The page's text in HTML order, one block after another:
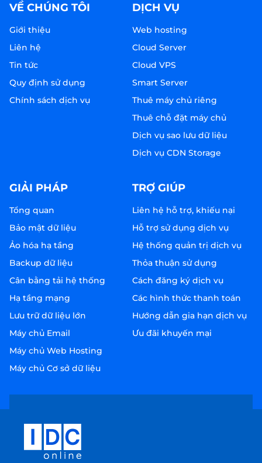
VỀ CHÚNG TÔI
Giới thiệu
Liên hệ
Tin tức
Quy định sử dụng
Chính sách dịch vụ
DỊCH VỤ
Web hosting
Cloud Server
Cloud VPS
Smart Server
Thuê máy chủ riêng
Thuê chỗ đặt máy chủ
Dịch vụ sao lưu dữ liệu
Dịch vụ CDN Storage
GIẢI PHÁP
Tổng quan
Bảo mật dữ liệu
Ảo hóa hạ tầng
Backup dữ liệu
Cân bằng tải hệ thống
Hạ tầng mạng
Lưu trữ dữ liệu lớn
Máy chủ Email
Máy chủ Web Hosting
Máy chủ Cơ sở dữ liệu
TRỢ GIÚP
Liên hệ hỗ trợ, khiếu nại
Hỗ trợ sử dụng dịch vụ
Hệ thống quản trị dịch vụ
Thỏa thuận sử dụng
Cách đăng ký dịch vụ
Các hình thức thanh toán
Hướng dẫn gia hạn dịch vụ
Ưu đãi khuyến mại